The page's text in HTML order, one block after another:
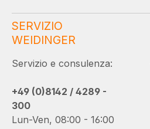
SERVIZIO
WEIDINGER
Servizio e consulenza:
+49 (0)8142 / 4289 -
300
Lun-Ven, 08:00 - 16:00